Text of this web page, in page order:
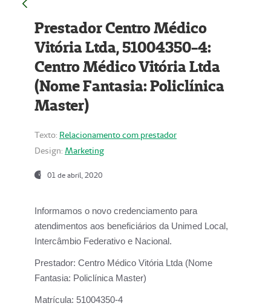
Prestador Centro Médico
Vitória Ltda, 51004350-4:
Centro Médico Vitória Ltda
(Nome Fantasia: Policlínica
Master)
Texto: Relacionamento com prestador
Design: Marketing
01 de abril, 2020
Informamos o novo credenciamento para
atendimentos aos beneficiários da Unimed Local,
Intercâmbio Federativo e Nacional.
Prestador: Centro Médico Vitória Ltda (Nome
Fantasia: Policlínica Master)
Matrícula: 51004350-4